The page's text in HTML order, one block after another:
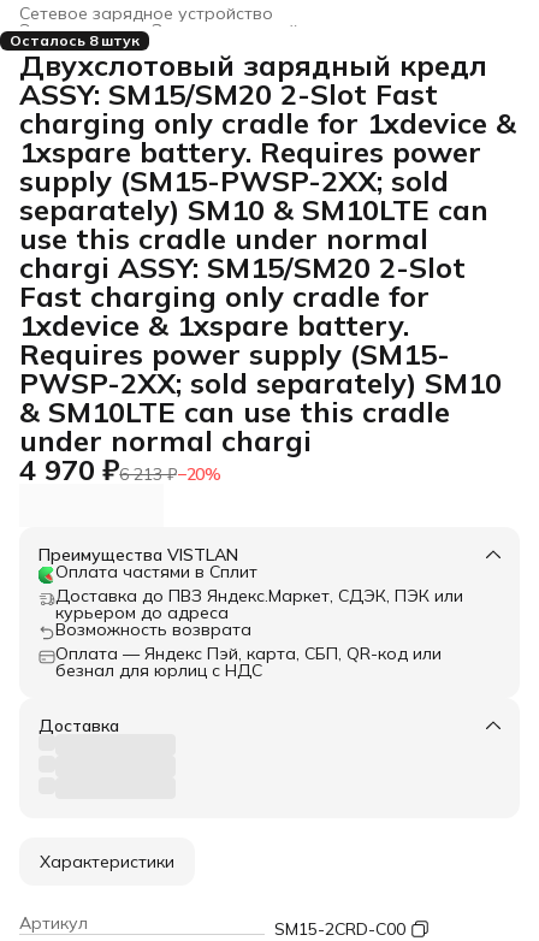
Сетевое зарядное устройство
Зарядные устройства и док-станции
Электроника ›
Главная ›
Осталось 8 штук
Двухслотовый зарядный кредл
ASSY: SM15/SM20 2-Slot Fast
charging only cradle for 1xdevice &
1xspare battery. Requires power
supply (SM15-PWSP-2XX; sold
separately) SM10 & SM10LTE can
use this cradle under normal
chargi ASSY: SM15/SM20 2-Slot
Fast charging only cradle for
1xdevice & 1xspare battery.
Requires power supply (SM15-
PWSP-2XX; sold separately) SM10
& SM10LTE can use this cradle
under normal chargi
4 970 ₽6 213 ₽−20%
Преимущества VISTLAN
Оплата частями в Сплит
Доставка до ПВЗ Яндекс.Маркет, СДЭК, ПЭК или
курьером до адреса
Возможность возврата
Оплата — Яндекс Пэй, карта, СБП, QR-код или
безнал для юрлиц с НДС
Доставка
Характеристики
Артикул
SM15-2CRD-C00